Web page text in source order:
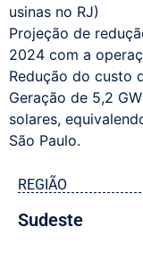
usinas no RJ)
Projeção de
2024 com a
Redução do custo
Geração de 5,2
solares,
São Paulo.
REGIÃO
Sudeste